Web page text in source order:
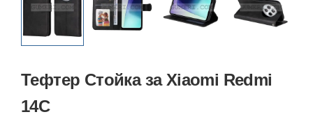
Тефтер Стойка за Xiaomi Redmi
14C